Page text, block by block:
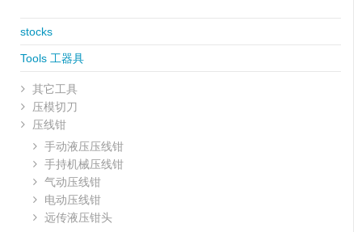
stocks
Tools 工器具
其它工具
压模切刀
压线钳
手动液压压线钳
手持机械压线钳
气动压线钳
电动压线钳
远传液压钳头